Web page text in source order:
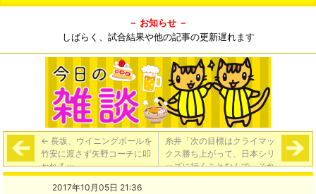
－ お知らせ －
しばらく、試合結果や他の記事の更新遅れます
← 長坂、ウイニングボールを
竹安に渡さず矢野コーチに叩
かれるｗ
糸井「次の目標はクライマッ
クス勝ち上がって、日本シリ
ーズに行くことなんで、それ
に向けてしっかりやっていき
2017年10月05日 21:36